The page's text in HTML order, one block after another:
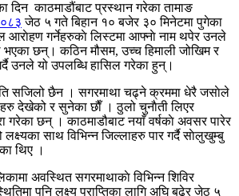
दिन काठमाडौंबाट प्रस्थान गरेका तामाङ
जेठ ५ गते बिहान १० बजेर ३० मिनेटमा पुगेका
गर्नेहरुकाे लिस्टमा आफ्नाे नाम थपेर उनले
भएका छन्। कठिन मौसम, उच्च हिमाली जोखिम र
उनले यो उपलब्धि हासिल गरेका हुन्।
सजिलो छैन । सगरमाथा चढ्ने क्रममा धेरै जसाेले
देखेको र सुनेका छाैँ । ठुलो चुनाैती लिएर
गरेका छन् । काठमाडौबाट नयाँ वर्षकाे अवसर पारेर
साथ विभिन्न जिल्लाहरु पार गर्दै साेलुखुम्बु
थिए ।
अवस्थित सगरमाथाकाे विभिन्न शिविर
पनि लक्ष्य प्राप्तिका लागि अघि बढेर जेठ ५